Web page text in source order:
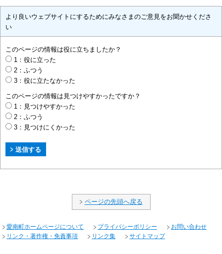
より良いウェブサイトにするためにみなさまのご意見をお聞かせくださ
い
このページの情報は役に立ちましたか？
1：役に立った
2：ふつう
3：役に立たなかった
このページの情報は見つけやすかったですか？
1：見つけやすかった
2：ふつう
3：見つけにくかった
ページの先頭へ戻る
愛南町ホームページについて プライバシーポリシー
お問い合わせ
リンク・著作権・免責事項
リンク集 サイトマップ